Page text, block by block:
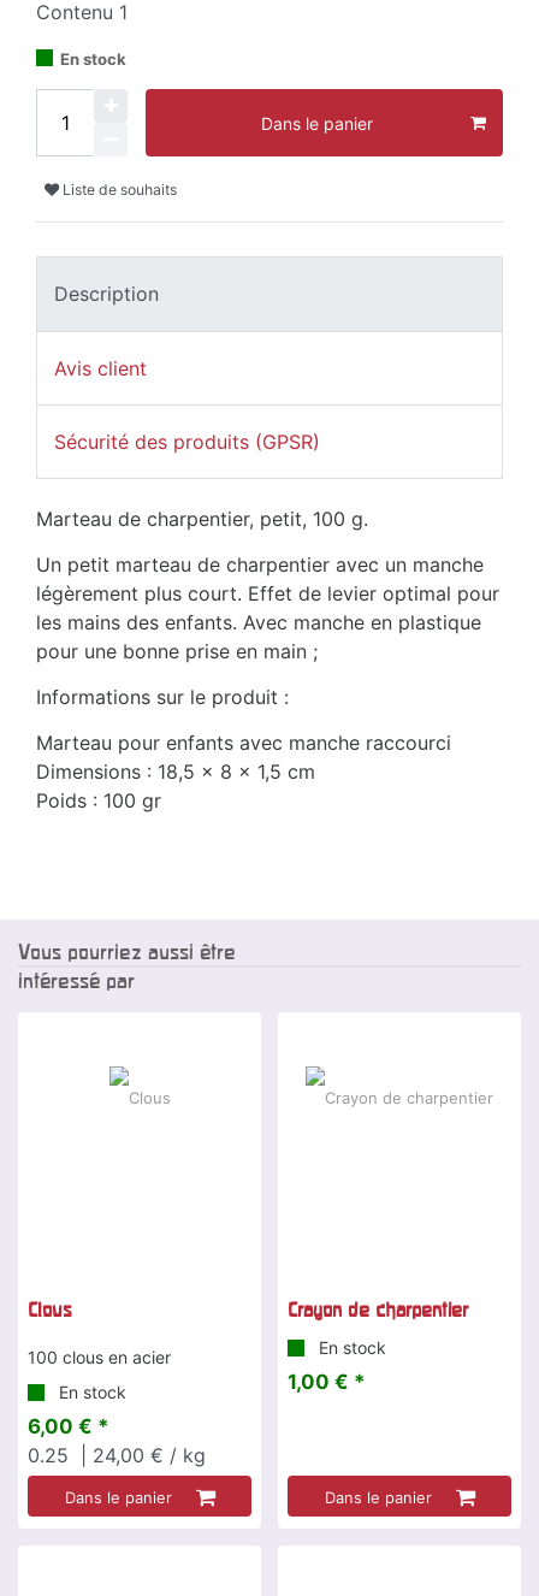
Contenu 1
En stock
Dans le panier
Liste de souhaits
Description
Avis client
Sécurité des produits (GPSR)
Marteau de charpentier, petit, 100 g.
Un petit marteau de charpentier avec un manche
légèrement plus court. Effet de levier optimal pour
les mains des enfants. Avec manche en plastique
pour une bonne prise en main ;
Informations sur le produit :
Marteau pour enfants avec manche raccourci
Dimensions : 18,5 x 8 x 1,5 cm
Poids : 100 gr
Vous pourriez aussi être
intéressé par
Clous
100 clous en acier
En stock
6,00 € *
0.25
| 24,00 € / kg
Dans le panier
Crayon de charpentier
En stock
1,00 € *
Dans le panier